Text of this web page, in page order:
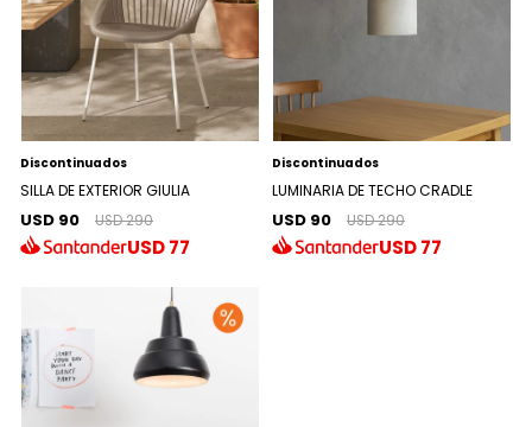
Discontinuados
SILLA DE EXTERIOR GIULIA
USD 90 USD 290
USD77
Discontinuados
LUMINARIA DE TECHO CRADLE
USD 90 USD 290
USD77